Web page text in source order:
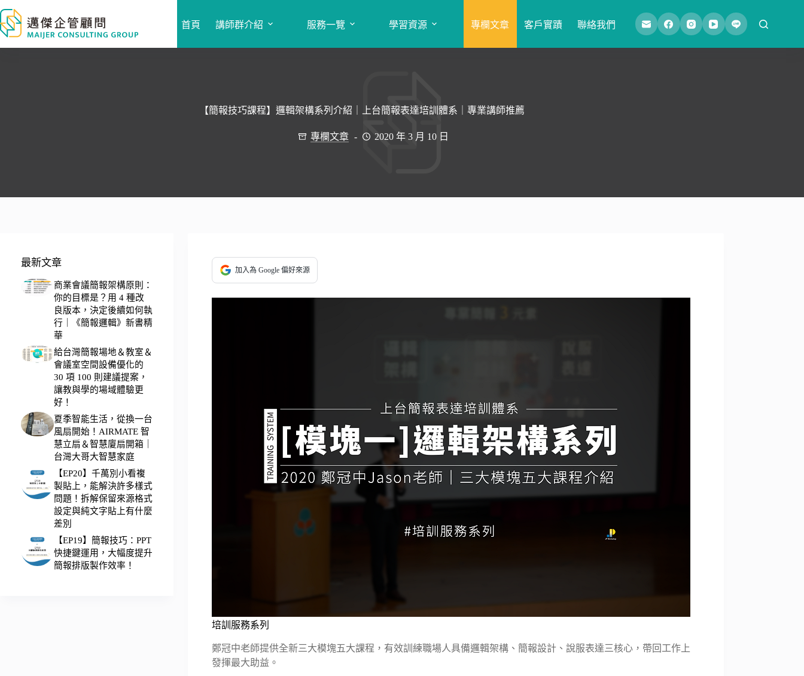
跳
至
主
要
首頁 講師群介紹 服務一覽 學習資源 專欄文章 客戶實蹟 聯絡我們
【簡報技巧課程】邏輯架構系列介紹｜上台簡報表達培訓體系｜專業講師推薦
專欄文章 2020 年 3 月 10 日
加入為 Google 偏好來源
培訓服務系列
鄭冠中老師提供全新三大模塊五大課程，有效訓練職場人具備邏輯架構、簡報設計、說服表達三核心，帶回工作上
發揮最大助益。
最新文章
商業會議簡報架構原則：
你的目標是？用 4 種改
良版本，決定後續如何執
行｜《簡報邏輯》新書精
華
給台灣簡報場地＆教室＆
會議室空間設備優化的
30 項 100 則建議提案，
讓教與學的場域體驗更
好！
夏季智能生活，從換一台
風扇開始！AIRMATE 智
慧立扇＆智慧廈扇開箱｜
台灣大哥大智慧家庭
【EP20】千萬別小看複
製貼上，能解決許多樣式
問題！拆解保留來源格式
設定與純文字貼上有什麼
差別
【EP19】簡報技巧：PPT
快捷鍵運用，大幅度提升
簡報排版製作效率！